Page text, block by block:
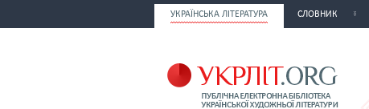
УКРАЇНСЬКА ЛІТЕРАТУРА СЛОВНИК